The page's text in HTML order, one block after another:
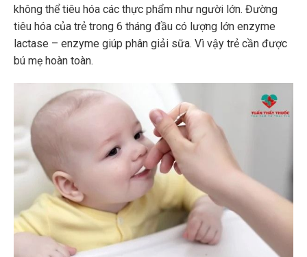
không thể tiêu hóa các thực phẩm như người lớn. Đường
tiêu hóa của trẻ trong 6 tháng đầu có lượng lớn enzyme
lactase – enzyme giúp phân giải sữa. Vì vậy trẻ cần được
bú mẹ hoàn toàn.